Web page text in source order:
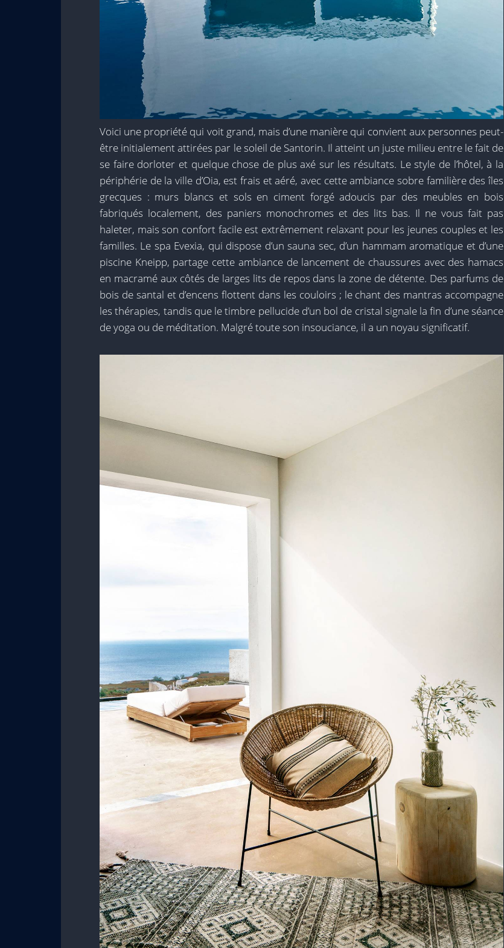
Voici une propriété qui voit grand, mais d’une manière qui convient aux personnes peut-
être initialement attirées par le soleil de Santorin. Il atteint un juste milieu entre le fait de
se faire dorloter et quelque chose de plus axé sur les résultats. Le style de l’hôtel, à la
périphérie de la ville d’Oia, est frais et aéré, avec cette ambiance sobre familière des îles
grecques : murs blancs et sols en ciment forgé adoucis par des meubles en bois
fabriqués localement, des paniers monochromes et des lits bas. Il ne vous fait pas
haleter, mais son confort facile est extrêmement relaxant pour les jeunes couples et les
familles. Le spa Evexia, qui dispose d’un sauna sec, d’un hammam aromatique et d’une
piscine Kneipp, partage cette ambiance de lancement de chaussures avec des hamacs
en macramé aux côtés de larges lits de repos dans la zone de détente. Des parfums de
bois de santal et d’encens flottent dans les couloirs ; le chant des mantras accompagne
les thérapies, tandis que le timbre pellucide d’un bol de cristal signale la fin d’une séance
de yoga ou de méditation. Malgré toute son insouciance, il a un noyau significatif.